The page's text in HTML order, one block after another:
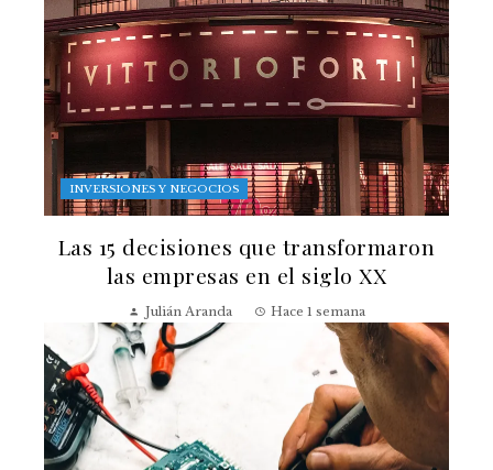
INVERSIONES Y NEGOCIOS
Las 15 decisiones que transformaron
las empresas en el siglo XX
Julián Aranda Hace 1 semana